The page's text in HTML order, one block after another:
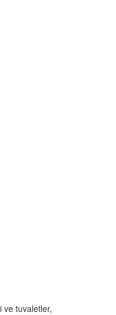
ve tuvaletler,